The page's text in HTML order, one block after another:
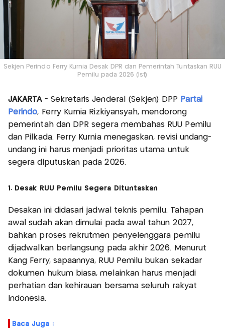
Sekjen Perindo Ferry Kurnia Desak DPR dan Pemerintah Tuntaskan RUU
Pemilu pada 2026 (Ist)
JAKARTA- Sekretaris Jenderal (Sekjen) DPP Partai
Perindo, Ferry Kurnia Rizkiyansyah, mendorong
pemerintah dan DPR segera membahas RUU Pemilu
dan Pilkada. Ferry Kurnia menegaskan, revisi undang-
undang ini harus menjadi prioritas utama untuk
segera diputuskan pada 2026.
1. Desak RUU Pemilu Segera Dituntaskan
Desakan ini didasari jadwal teknis pemilu. Tahapan
awal sudah akan dimulai pada awal tahun 2027,
bahkan proses rekrutmen penyelenggara pemilu
dijadwalkan berlangsung pada akhir 2026. Menurut
Kang Ferry, sapaannya, RUU Pemilu bukan sekadar
dokumen hukum biasa, melainkan harus menjadi
perhatian dan kehirauan bersama seluruh rakyat
Indonesia.
Baca Juga :